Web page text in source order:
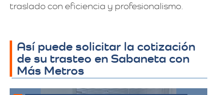
traslado con eficiencia y profesionalismo.
Así puede solicitar la cotización
de su trasteo en Sabaneta con
Más Metros